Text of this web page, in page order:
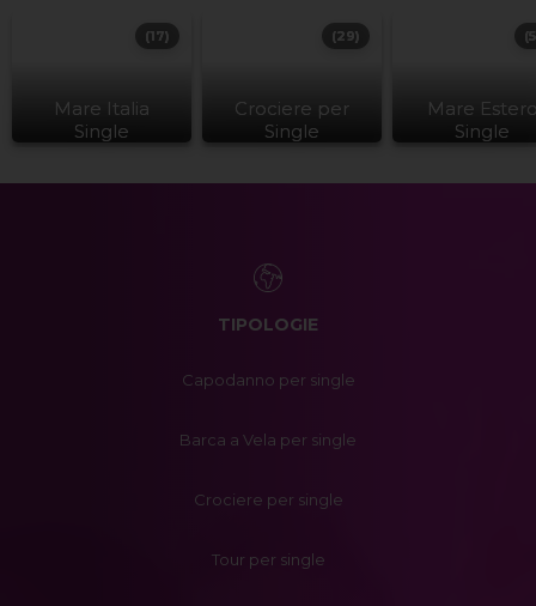
Mare Italia
Single
(17)
Crociere per
Single
(29)
Mare
Single
TIPOLOGIE
Capodanno per single
Barca a Vela per single
Crociere per single
Tour per single